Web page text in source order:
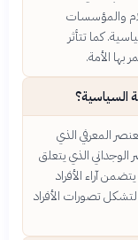
والمؤسسات
كما تتأثر
بها الأمة.
السياسية؟
المعرفي الذي
الذي يتعلق
آراء الأفراد
تصورات الأفراد